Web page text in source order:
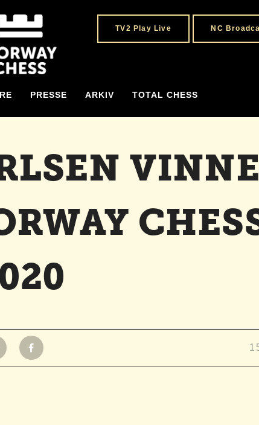
TV2 Play Live NC
PRESSE ARKIV TOTAL CHESS